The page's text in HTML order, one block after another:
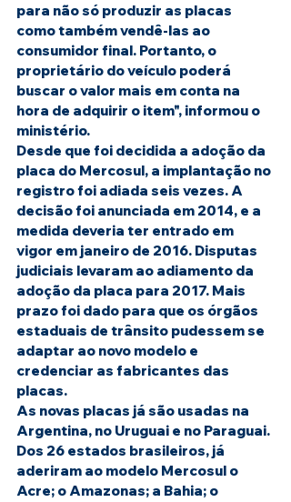
para não só produzir as placas
como também vendê-las ao
consumidor final. Portanto, o
proprietário do veículo poderá
buscar o valor mais em conta na
hora de adquirir o item", informou o
ministério.
Desde que foi decidida a adoção da
placa do Mercosul, a implantação no
registro foi adiada seis vezes. A
decisão foi anunciada em 2014, e a
medida deveria ter entrado em
vigor em janeiro de 2016. Disputas
judiciais levaram ao adiamento da
adoção da placa para 2017. Mais
prazo foi dado para que os órgãos
estaduais de trânsito pudessem se
adaptar ao novo modelo e
credenciar as fabricantes das
placas.
As novas placas já são usadas na
Argentina, no Uruguai e no Paraguai.
Dos 26 estados brasileiros, já
aderiram ao modelo Mercosul o
Acre; o Amazonas; a Bahia; o